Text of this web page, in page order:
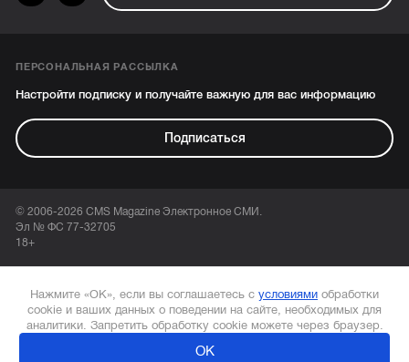
ПЕРСОНАЛЬНАЯ РАССЫЛКА
Настройти подписку и получайте важную для вас информацию
Подписаться
© 2006-2026 CMS Magazine Электронное СМИ.
Эл № ФС 77-32705
18+
Нажмите «ОК», если вы соглашаетесь с условиями обработки
cookie и ваших данных о поведении на сайте, необходимых для
аналитики. Запретить обработку cookie можете через браузер.
ОК